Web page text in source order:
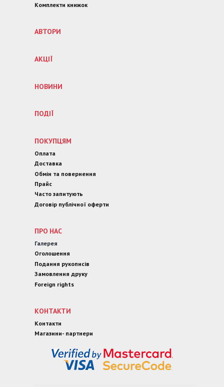
Комплекти книжок
АВТОРИ
АКЦІЇ
НОВИНИ
ПОДІЇ
ПОКУПЦЯМ
Оплата
Доставка
Обмін та повернення
Прайс
Часто запитують
Договір публічної оферти
ПРО НАС
Галерея
Оголошення
Подання рукописів
Замовлення друку
Foreign rights
КОНТАКТИ
Контакти
Магазини- партнери